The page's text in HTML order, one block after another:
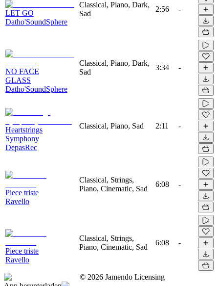
LET GO
Datho'SoundSphere
Classical, Piano, Dark,
Sad
2:56 -
NO FACE
GLASS
Datho'SoundSphere
Classical, Piano, Dark,
Sad
3:34 -
Heartstrings
Symphony
DepasRec
Classical, Piano, Sad 2:11 -
Piece triste
Ravello
Classical, Strings,
Piano, Cinematic, Sad
6:08 -
Piece triste
Ravello
Classical, Strings,
Piano, Cinematic, Sad
6:08 -
© 2026 Jamendo Licensing